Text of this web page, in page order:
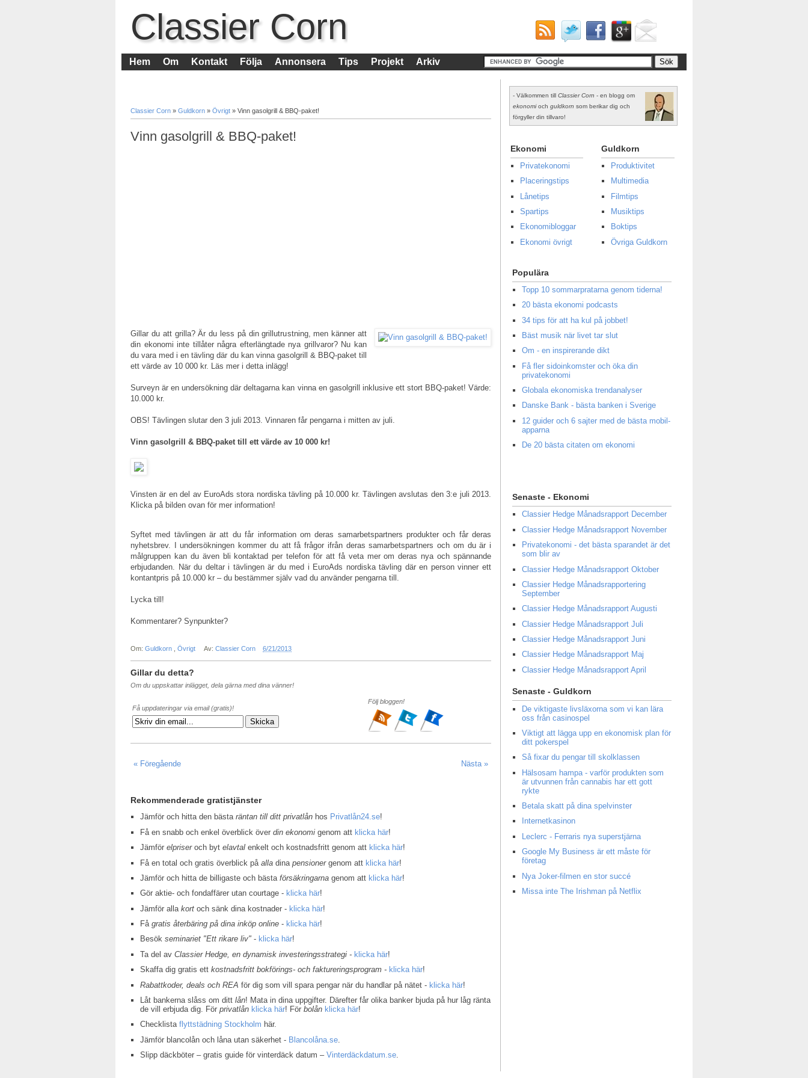
Classier Corn
Hem Om Kontakt Följa Annonsera Tips Projekt Arkiv
Classier Corn » Guldkorn » Övrigt » Vinn gasolgrill & BBQ-paket!
Vinn gasolgrill & BBQ-paket!
Gillar du att grilla? Är du less på din grillutrustning, men känner att
din ekonomi inte tillåter några efterlängtade nya grillvaror? Nu kan
du vara med i en tävling där du kan vinna gasolgrill & BBQ-paket till
ett värde av 10 000 kr. Läs mer i detta inlägg!
Surveyn är en undersökning där deltagarna kan vinna en gasolgrill inklusive ett stort BBQ-paket! Värde:
10.000 kr.
OBS! Tävlingen slutar den 3 juli 2013. Vinnaren får pengarna i mitten av juli.
Vinn gasolgrill & BBQ-paket till ett värde av 10 000 kr!
Vinsten är en del av EuroAds stora nordiska tävling på 10.000 kr. Tävlingen avslutas den 3:e juli 2013.
Klicka på bilden ovan för mer information!
Syftet med tävlingen är att du får information om deras samarbetspartners produkter och får deras
nyhetsbrev. I undersökningen kommer du att få frågor ifrån deras samarbetspartners och om du är i
målgruppen kan du även bli kontaktad per telefon för att få veta mer om deras nya och spännande
erbjudanden. När du deltar i tävlingen är du med i EuroAds nordiska tävling där en person vinner ett
kontantpris på 10.000 kr – du bestämmer själv vad du använder pengarna till.
Lycka till!
Kommentarer? Synpunkter?
Om: Guldkorn Övrigt Av:Classier Corn 6/21/2013
Gillar du detta?
Om du uppskattar inlägget, dela gärna med dina vänner!
Få uppdateringar via email (gratis)!
Följ bloggen!
« Föregående Nästa »
Rekommenderade gratistjänster
Jämför och hitta den bästaräntan till ditt privatlån hos Privatlån24.se!
Få en snabb och enkel överblick överdin ekonomi genom att klicka här!
Jämförelpriseroch bytelavtal enkelt och kostnadsfritt genom att klicka här!
Få en total och gratis överblick påalla dinapensionergenom att klicka här!
Jämför och hitta de billigaste och bästaförsäkringarna genom att klicka här!
Gör aktie- och fondaffärer utan courtage - klicka här!
Jämför allakort och sänk dina kostnader - klicka här!
Fågratis återbäring på dina inköp online - klicka här!
Besökseminariet "Ett rikare liv" - klicka här!
Ta del avClassier Hedge, en dynamisk investeringsstrategi - klicka här!
Skaffa dig gratis ettkostnadsfritt bokförings- och faktureringsprogram - klicka här!
Rabattkoder, deals och REA för dig som vill spara pengar när du handlar på nätet - klicka här!
Låt bankerna slåss om dittlån! Mata in dina uppgifter. Därefter får olika banker bjuda på hur låg ränta
de vill erbjuda dig. Förprivatlån klicka här! Förbolån klicka här!
Checklistaflyttstädning Stockholm här.
Jämför blancolån och låna utan säkerhet - Blancolåna.se
Slipp däckböter – gratis guide för vinterdäck datum –Vinterdäckdatum.se.
- Välkommen till Classier Corn - en blogg om
ekonomioch guldkorn som berikar dig och
förgyller din tillvaro!
Ekonomi
Privatekonomi
Placeringstips
Lånetips
Spartips
Ekonomibloggar
Ekonomi övrigt
Guldkorn
Produktivitet
Multimedia
Filmtips
Musiktips
Boktips
Övriga Guldkorn
Populära
Topp 10 sommarpratarna genom tiderna!
20 bästa ekonomi podcasts
34 tips för att ha kul på jobbet!
Bäst musik när livet tar slut
Om - en inspirerande dikt
Få fler sidoinkomster och öka din
privatekonomi
Globala ekonomiska trendanalyser
Danske Bank - bästa banken i Sverige
12 guider och 6 sajter med de bästa mobil-
apparna
De 20 bästa citaten om ekonomi
Senaste - Ekonomi
Classier Hedge Månadsrapport December
Classier Hedge Månadsrapport November
Privatekonomi - det bästa sparandet är det
som blir av
Classier Hedge Månadsrapport Oktober
Classier Hedge Månadsrapportering
September
Classier Hedge Månadsrapport Augusti
Classier Hedge Månadsrapport Juli
Classier Hedge Månadsrapport Juni
Classier Hedge Månadsrapport Maj
Classier Hedge Månadsrapport April
Senaste - Guldkorn
De viktigaste livsläxorna som vi kan lära
oss från casinospel
Viktigt att lägga upp en ekonomisk plan för
ditt pokerspel
Så fixar du pengar till skolklassen
Hälsosam hampa - varför produkten som
är utvunnen från cannabis har ett gott
rykte
Betala skatt på dina spelvinster
Internetkasinon
Leclerc - Ferraris nya superstjärna
Google My Business är ett måste för
företag
Nya Joker-filmen en stor succé
Missa inte The Irishman på Netflix